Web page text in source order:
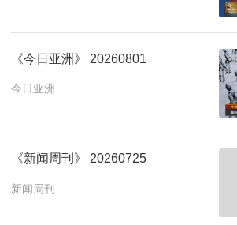
《今日亚洲》 20260801
今日亚洲
《新闻周刊》 20260725
新闻周刊